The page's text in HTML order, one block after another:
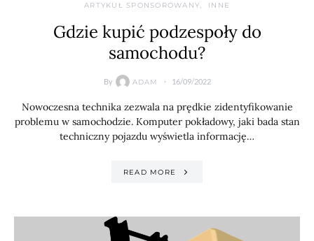
ARTYKUŁ SPONSOROWANY INNE
Gdzie kupić podzespoły do
samochodu?
By ADAM 16/09/2022
Nowoczesna technika zezwala na prędkie zidentyfikowanie
problemu w samochodzie. Komputer pokładowy, jaki bada stan
techniczny pojazdu wyświetla informację…
READ MORE